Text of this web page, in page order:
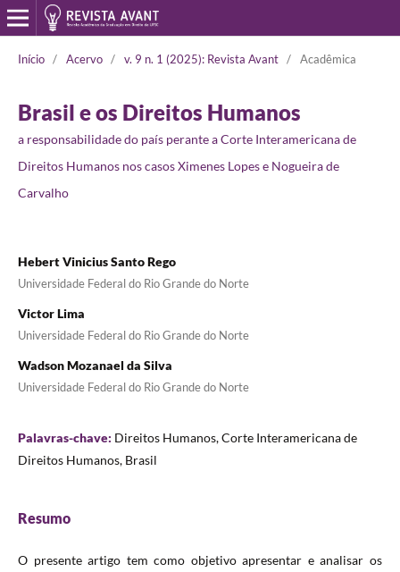
Início / Acervo / v. 9 n. 1 (2025): Revista Avant / Acadêmica
Brasil e os Direitos Humanos
a responsabilidade do país perante a Corte Interamericana de
Direitos Humanos nos casos Ximenes Lopes e Nogueira de
Carvalho
Hebert Vinicius Santo Rego
Universidade Federal do Rio Grande do Norte
Victor Lima
Universidade Federal do Rio Grande do Norte
Wadson Mozanael da Silva
Universidade Federal do Rio Grande do Norte
Palavras-chave: Direitos Humanos, Corte Interamericana de
Direitos Humanos, Brasil
Resumo
O presente artigo tem como objetivo apresentar e analisar os